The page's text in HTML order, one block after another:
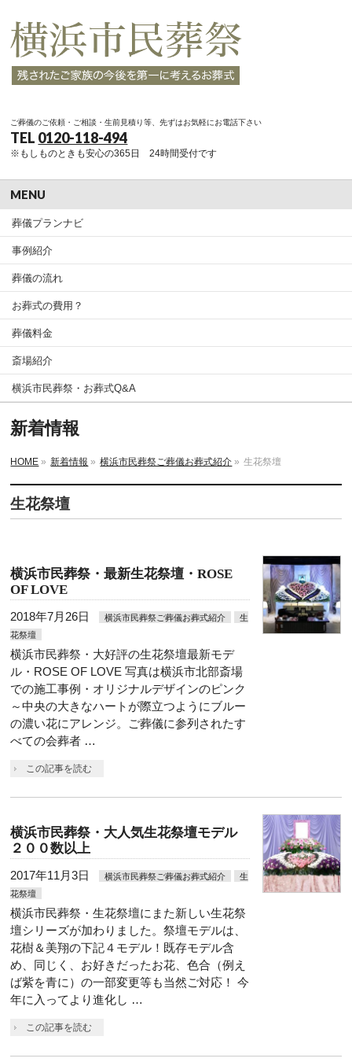
ご葬儀のご依頼・ご相談・生前見積り等、先ずはお気軽にお電話下さい
TEL 0120-118-494
※もしものときも安心の365日 24時間受付です
MENU
葬儀プランナビ
事例紹介
葬儀の流れ
お葬式の費用？
葬儀料金
斎場紹介
横浜市民葬祭・お葬式Q&A
新着情報
HOME » 新着情報 » 横浜市民葬祭ご葬儀お葬式紹介 » 生花祭壇
生花祭壇
横浜市民葬祭・最新生花祭壇・ROSE
OF LOVE
2018年7月26日 横浜市民葬祭ご葬儀お葬式紹介
生
花祭壇
横浜市民葬祭・大好評の生花祭壇最新モデ
ル・ROSE OF LOVE 写真は横浜市北部斎場
での施工事例・オリジナルデザインのピンク
～中央の大きなハートが際立つようにブルー
の濃い花にアレンジ。ご葬儀に参列されたす
べての会葬者 …
この記事を読む
横浜市民葬祭・大人気生花祭壇モデル
２００数以上
2017年11月3日 横浜市民葬祭ご葬儀お葬式紹介
生
花祭壇
横浜市民葬祭・生花祭壇にまた新しい生花祭
壇シリーズが加わりました。祭壇モデルは、
花樹＆美翔の下記４モデル！既存モデル含
め、同じく、お好きだったお花、色合（例え
ば紫を青に）の一部変更等も当然ご対応！ 今
年に入ってより進化し …
この記事を読む